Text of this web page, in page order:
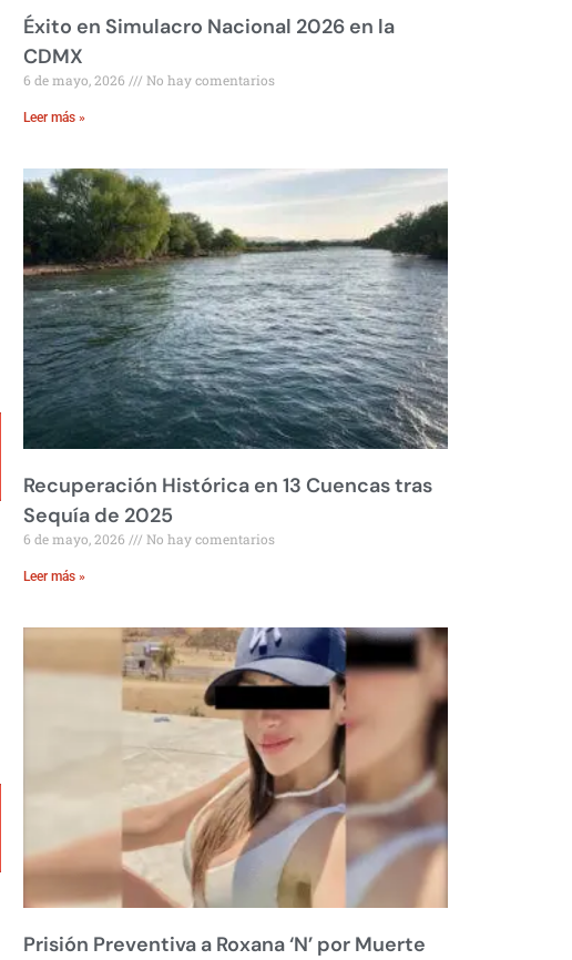
Éxito en Simulacro Nacional 2026 en la
CDMX
6 de mayo, 2026 No hay comentarios
Leer más »
Recuperación Histórica en 13 Cuencas tras
Sequía de 2025
6 de mayo, 2026 No hay comentarios
Leer más »
Prisión Preventiva a Roxana ‘N’ por Muerte